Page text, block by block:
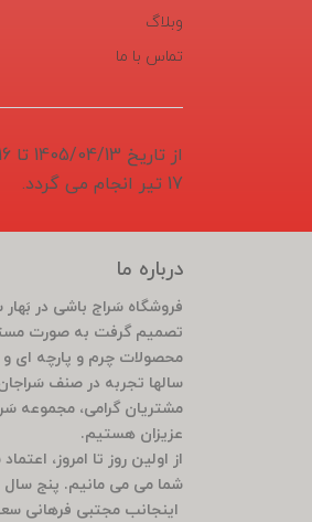
وبلاگ
تماس با ما
17 تیر انجام می گردد.
درباره ما
تصمیم گرفت به صورت
محصولات چرم و پارچه ای
سالها تجربه در صنف
عزیزان هستیم.
از اولین روز تا امروز،
شما می می مانیم. پنج سال
اینجانب مجتبی فرهانی